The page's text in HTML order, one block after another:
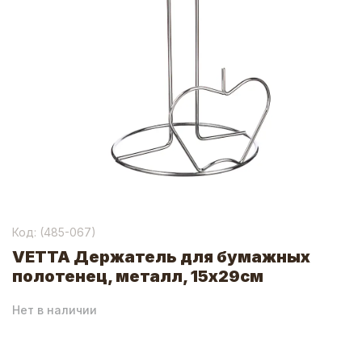
Код: (485-067)
VETTA Держатель для бумажных
полотенец, металл, 15х29см
Нет в наличии